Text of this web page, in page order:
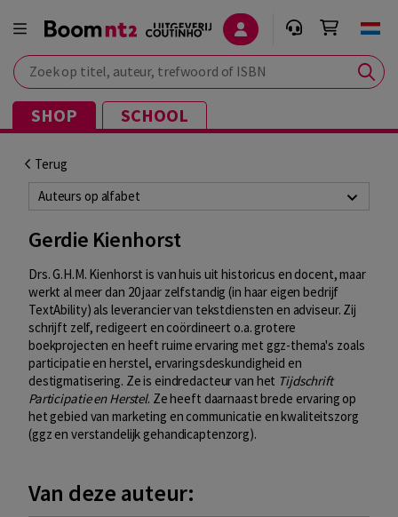
Zoek op titel, auteur, trefwoord of ISBN
SHOP SCHOOL
Terug
Auteurs op alfabet
Gerdie Kienhorst
Drs. G.H.M. Kienhorst is van huis uit historicus en docent, maar
werkt al meer dan 20 jaar zelfstandig (in haar eigen bedrijf
TextAbility) als leverancier van tekstdiensten en adviseur. Zij
schrijft zelf, redigeert en coördineert o.a. grotere
boekprojecten en heeft ruime ervaring met ggz-thema's zoals
participatie en herstel, ervaringsdeskundigheid en
destigmatisering. Ze is eindredacteur van het Tijdschrift
Participatie en Herstel. Ze heeft daarnaast brede ervaring op
het gebied van marketing en communicatie en kwaliteitszorg
(ggz en verstandelijk gehandicaptenzorg).
Van deze auteur: